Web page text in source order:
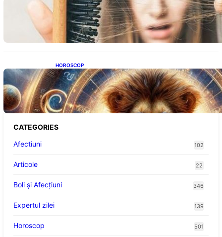
Semnele unei deficiențe de proteine:
Impactul asupra sănătății tale
HOROSCOP
Portalul Leului 8/8: Oportunități de
Abundență pentru Cinci Zodii în 2026
CATEGORIES
Afectiuni
102
Articole 22
Boli și Afecțiuni 346
Expertul zilei 139
Horoscop 501